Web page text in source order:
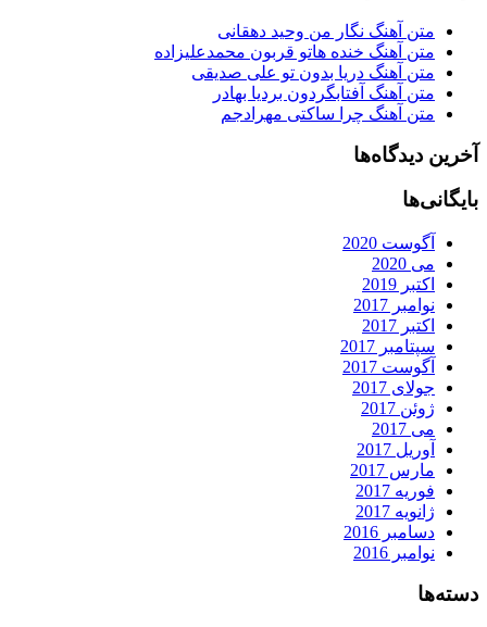
متن آهنگ نگار من وحید دهقانی
متن آهنگ خنده هاتو قربون محمدعلیزاده
متن آهنگ دریا بدون تو علی صدیقی
متن آهنگ آفتابگردون بردیا بهادر
متن آهنگ چرا ساکتی مهرادجم
آخرین دیدگاه‌ها
بایگانی‌ها
آگوست 2020
می 2020
اکتبر 2019
نوامبر 2017
اکتبر 2017
سپتامبر 2017
آگوست 2017
جولای 2017
ژوئن 2017
می 2017
آوریل 2017
مارس 2017
فوریه 2017
ژانویه 2017
دسامبر 2016
نوامبر 2016
دسته‌ها